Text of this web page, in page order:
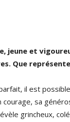
jeune et
Que
il est
sa
grincheux,